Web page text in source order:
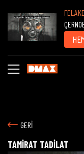
GERİ
TAMİRAT TADİLAT